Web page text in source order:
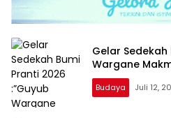
Gelar Sedekah
Wargane
Budaya Juli 12,